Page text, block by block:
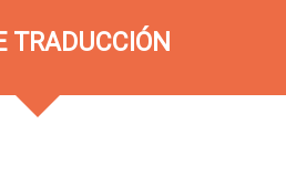
TRADUCCIÓN